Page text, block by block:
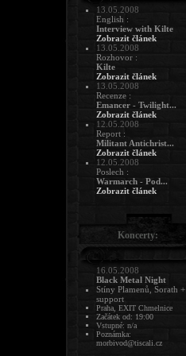
13.05.2008
English :
Interview with Kilte
Zobrazit článek
13.05.2008
Rozhovor :
Kilte
Zobrazit článek
13.05.2008
Recenze :
Emancer - Twilight...
Zobrazit článek
12.05.2008
Report :
Militant Antichrist...
Zobrazit článek
12.05.2008
Poslech :
Warmarch - Pod...
Zobrazit článek
Koncerty:
16.05.2008
Black Metal Night
Stíny Plamenů, Sorath +
support
Praha, EXIT Chmelnice
Začátek od: 19:00
Vstupné: n/a
Poznámka:
morbivod@tiscali.cz